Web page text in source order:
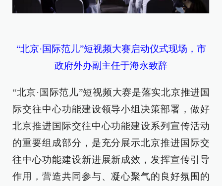
“北京·国际范儿”短视频大赛启动仪式现场，市
政府外办副主任于海永致辞
“北京·国际范儿”短视频大赛是落实北京推进国
际交往中心功能建设领导小组决策部署，做好
北京推进国际交往中心功能建设系列宣传活动
的重要组成部分，是充分展示北京推进国际交
往中心功能建设新进展新成效，发挥宣传引导
作用，营造共同参与、凝心聚气的良好氛围的